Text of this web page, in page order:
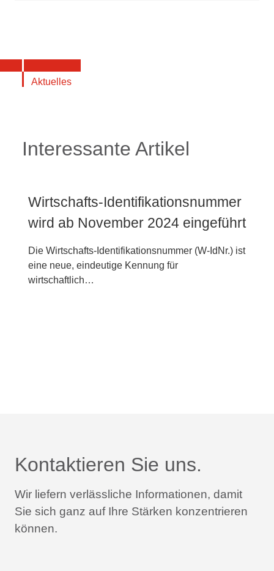
Aktuelles
Interessante Artikel
Wirtschafts-Identifikationsnummer
wird ab November 2024 eingeführt
Die Wirtschafts-Identifikationsnummer (W-IdNr.) ist
eine neue, eindeutige Kennung für
wirtschaftlich…
Kontaktieren Sie uns.
Wir liefern verlässliche Informationen, damit
Sie sich ganz auf Ihre Stärken konzentrieren
können.